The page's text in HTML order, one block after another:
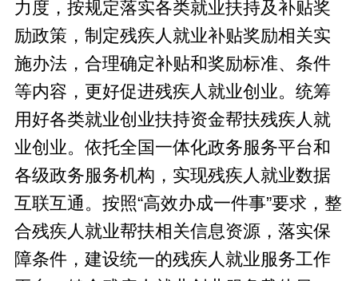
力度，按规定落实各类就业扶持及补贴奖
励政策，制定残疾人就业补贴奖励相关实
施办法，合理确定补贴和奖励标准、条件
等内容，更好促进残疾人就业创业。统筹
用好各类就业创业扶持资金帮扶残疾人就
业创业。依托全国一体化政务服务平台和
各级政务服务机构，实现残疾人就业数据
互联互通。按照“高效办成一件事”要求，整
合残疾人就业帮扶相关信息资源，落实保
障条件，建设统一的残疾人就业服务工作